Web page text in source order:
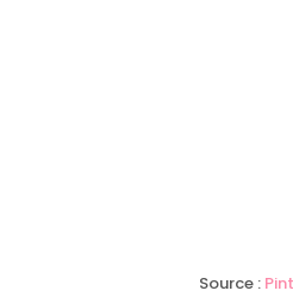
Source :